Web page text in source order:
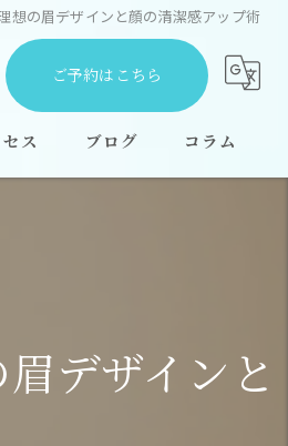
想の眉デザインと顔の清潔感アップ術
ご予約はこちら
ス ブログ コラム
デザインと